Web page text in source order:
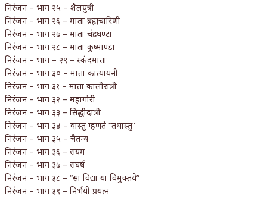
निरंजन – भाग २५ – शैलपुत्री
निरंजन – भाग २६ – माता ब्रह्मचारिणी
निरंजन – भाग २७ – माता चंद्रघण्टा
निरंजन – भाग २८ – माता कुष्माण्डा
निरंजन – भाग – २९ – स्कंदमाता
निरंजन – भाग ३० – माता कात्यायनी
निरंजन – भाग ३१ – माता कालीरात्री
निरंजन – भाग ३२ – महागौरी
निरंजन – भाग ३३ – सिद्धीदात्री
निरंजन – भाग ३४ – वास्तु म्हणते “तथास्तु”
निरंजन – भाग ३५ – चैतन्य
निरंजन – भाग ३६ – संयम
निरंजन – भाग ३७ – संघर्ष
निरंजन – भाग ३८ – “सा विद्या या विमुक्तये”
निरंजन – भाग ३९ – निर्भयी प्रयत्न